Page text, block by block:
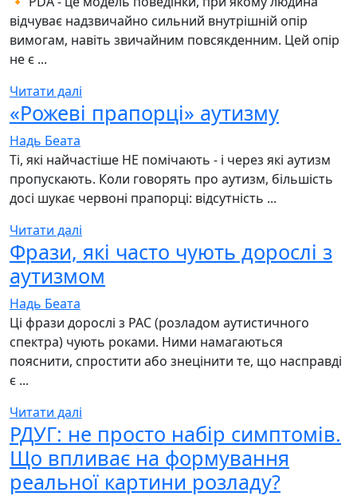
відчуває надзвичайно сильний внутрішній опір
вимогам, навіть звичайним повсякденним. Цей опір
не є ...
Читати далі
«Рожеві прапорці» аутизму
Надь Беата
Ті, які найчастіше НЕ помічають - і через які аутизм
пропускають. Коли говорять про аутизм, більшість
досі шукає червоні прапорці: відсутність ...
Читати далі
Фрази, які часто чують дорослі з
аутизмом
Надь Беата
Ці фрази дорослі з РАС (розладом аутистичного
спектра) чують роками. Ними намагаються
пояснити, спростити або знецінити те, що насправді
є ...
Читати далі
РДУГ: не просто набір симптомів.
Що впливає на формування
реальної картини розладу?